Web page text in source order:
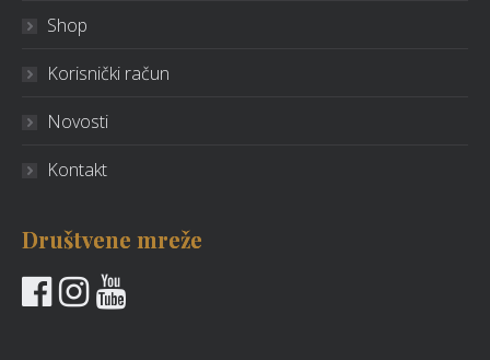
Shop
Korisnički račun
Novosti
Kontakt
Društvene mreže